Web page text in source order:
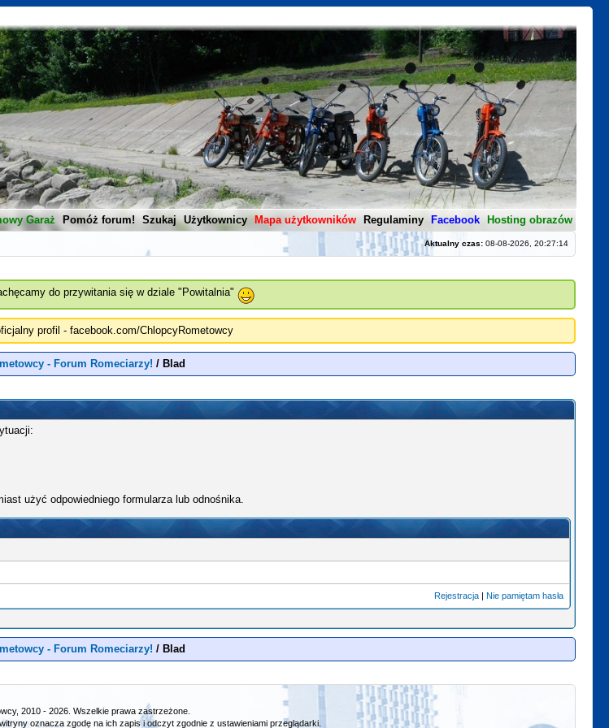
Garaż Pomóż forum! Szukaj Użytkownicy Mapa użytkowników Regulaminy Facebook Hosting obrazów
Aktualny czas:08-08-2026, 20:27:14
do przywitania się w dziale "Powitalnia"
profil - facebook.com/ChlopcyRometowcy
- Forum Romeciarzy! / Blad
użyć odpowiedniego formularza lub odnośnika.
Rejestracja| Nie pamiętam hasła
- Forum Romeciarzy! / Blad
2010 - 2026. Wszelkie prawa zastrzeżone.
oznacza zgodę na ich zapis i odczyt zgodnie z ustawieniami przeglądarki.